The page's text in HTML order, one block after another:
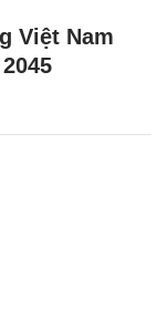
Việt Nam